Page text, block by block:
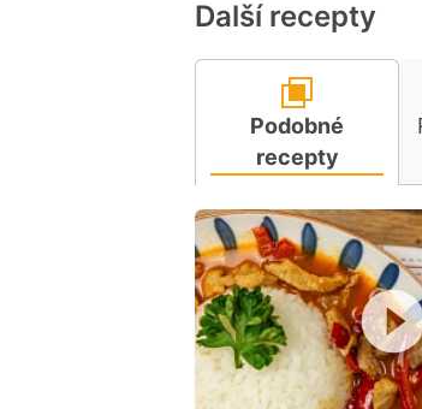
Další recepty
Podobné
recepty